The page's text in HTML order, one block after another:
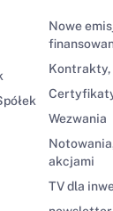
Nowe
Certyfikaty
Wezwania
akcjami
TV dla